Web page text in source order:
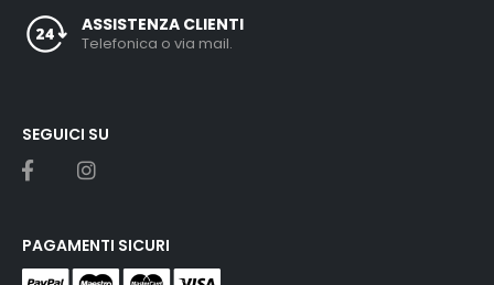
ASSISTENZA CLIENTI
Telefonica o via mail.
SEGUICI SU
PAGAMENTI SICURI